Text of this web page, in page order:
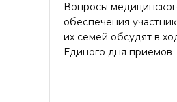
Вопросы
обеспечения
их семей обсудят в
Единого дня приемов